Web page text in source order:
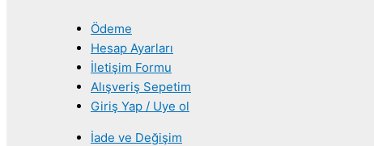
Ödeme
Hesap Ayarları
İletişim Formu
Alışveriş Sepetim
Giriş Yap / Uye ol
İade ve Değişim